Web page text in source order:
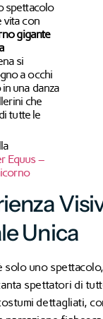
spettacolo
vita con
gigante
si
a occhi
una danza
che
tutte le
Equus –
Unica
uno spettacolo,
spettatori di
dettagliati,